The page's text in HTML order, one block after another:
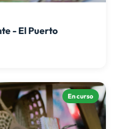
- El Puerto
En curso